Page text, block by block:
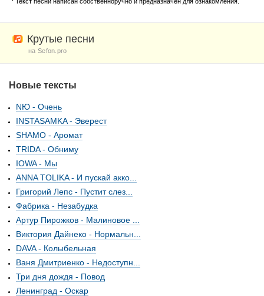
Крутые песни
на Sefon.pro
Новые тексты
NЮ - Очень
INSTASAMKA - Эверест
SHAMO - Аромат
TRIDA - Обниму
IOWA - Мы
ANNA TOLIKA - И пускай акко...
Григорий Лепс - Пустит слез...
Фабрика - Незабудка
Артур Пирожков - Малиновое ...
Виктория Дайнеко - Нормальн...
DAVA - Колыбельная
Ваня Дмитриенко - Недоступн...
Три дня дождя - Повод
Ленинград - Оскар